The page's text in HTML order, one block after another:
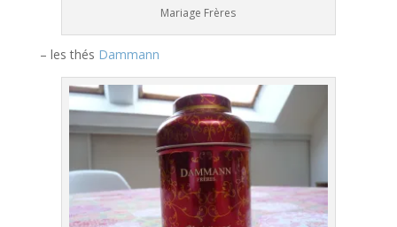
Mariage Frères
– les thés Dammann